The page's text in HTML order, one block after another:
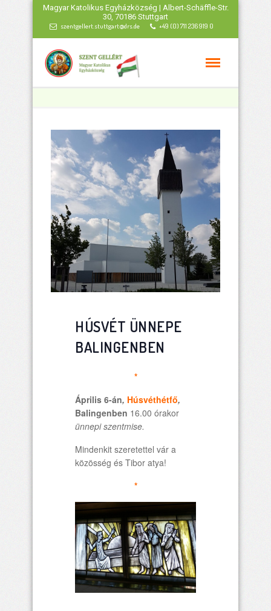
Magyar Katolikus Egyházközség | Albert-Schäffle-Str.
30, 70186 Stuttgart
szentgellert.stuttgart@drs.de +49 (0) 711 236 919 0
HÚSVÉT ÜNNEPE
BALINGENBEN
*
Április 6-án, Húsvéthétfő,
Balingenben 16.00 órakor
ünnepi szentmise.
Mindenkit szeretettel vár a
közösség és Tibor atya!
*